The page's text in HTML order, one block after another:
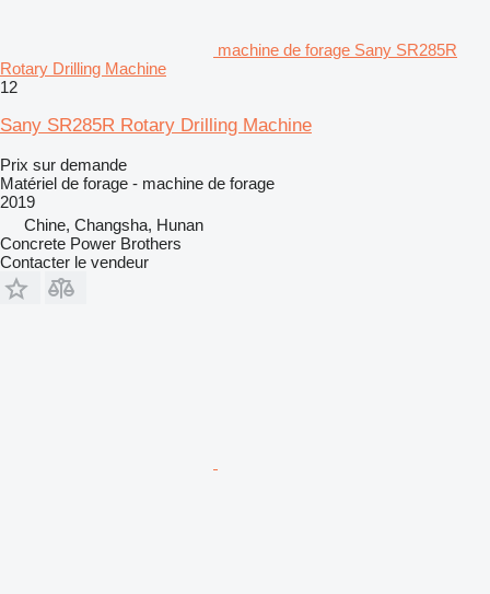
machine de forage Sany SR285R
Rotary Drilling Machine
12
Sany SR285R Rotary Drilling Machine
Prix sur demande
Matériel de forage - machine de forage
2019
Chine, Changsha, Hunan
Concrete Power Brothers
Contacter le vendeur